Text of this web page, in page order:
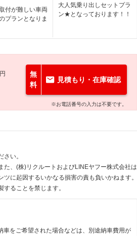
付が難しい車両
プランとなりま
大人気乗り出しセットプラ
ン★となっております！！
無
料
見積もり・在庫確認
※お電話番号の入力は不要です。
い。
、(株)リクルートおよびLINEヤフー株式会社は
に起因するいかなる損害の責も負いかねます。
ることを禁じます。
をご希望された場合などは、別途納車費用が